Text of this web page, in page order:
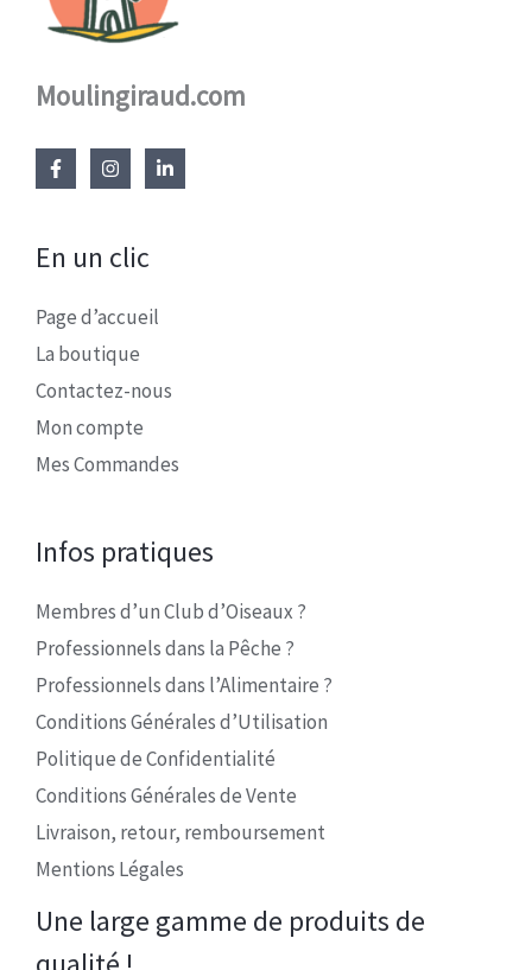
Moulingiraud.com
En un clic
Page d’accueil
La boutique
Contactez-nous
Mon compte
Mes Commandes
Infos pratiques
Membres d’un Club d’Oiseaux ?
Professionnels dans la Pêche ?
Professionnels dans l’Alimentaire ?
Conditions Générales d’Utilisation
Politique de Confidentialité
Conditions Générales de Vente
Livraison, retour, remboursement
Mentions Légales
Une large gamme de produits de